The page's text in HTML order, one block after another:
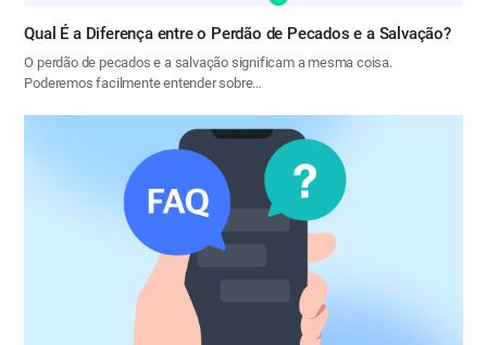
Qual É a Diferença entre o Perdão de Pecados e a Salvação?
O perdão de pecados e a salvação significam a mesma coisa.
Poderemos facilmente entender sobre…